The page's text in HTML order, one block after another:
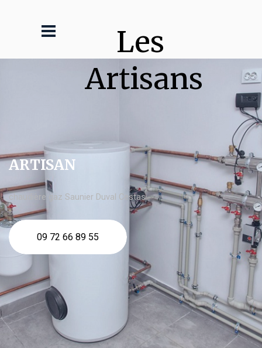
Les
Artisans
ARTISAN
chaudière gaz Saunier Duval Cestas
09 72 66 89 55